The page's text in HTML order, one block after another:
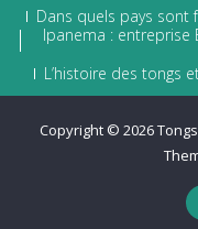
Dans quels pays sont
Ipanema : entreprise
L’histoire des tongs
Copyright © 2026